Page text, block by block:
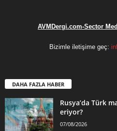
AVMDergi.com-Sector
Bizimle iletişime geç:
DAHA FAZLA HABER
Rusya’da Türk
eriyor?
07/08/2026